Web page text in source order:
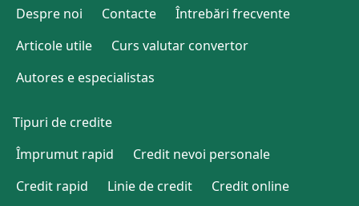
Despre noi
Contacte
Întrebări frecvente
Articole utile
Curs valutar convertor
Autores e especialistas
Tipuri de credite
Împrumut rapid
Credit nevoi personale
Credit rapid
Linie de credit Credit online